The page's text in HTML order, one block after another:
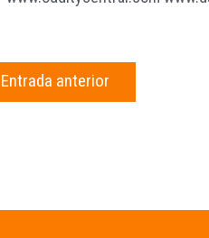
Entrada anterior